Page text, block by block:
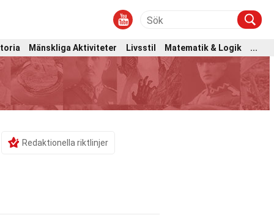
Mänskliga Aktiviteter Livsstil Matematik & Logik ...
Redaktionella riktlinjer